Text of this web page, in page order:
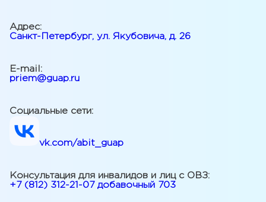
Адрес:
Санкт-Петербург, ул. Якубовича, д. 26
E-mail:
priem@guap.ru
Социальные сети:
vk.com/abit_guap
Консультация для инвалидов и лиц с ОВЗ:
+7 (812) 312-21-07 добавочный 703